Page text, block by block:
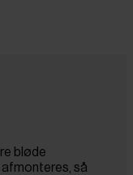
bløde
afmonteres, så